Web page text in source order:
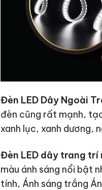
Đèn LED Dây Ngoài
đèn cũng rất mạnh,
xanh lục, xanh dương,
Đèn LED dây trang
màu ánh sáng nổi bật
tính, Ánh sáng trắng